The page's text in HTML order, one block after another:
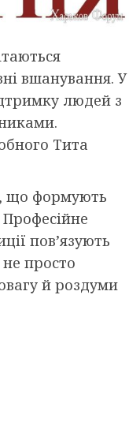
вшанування. У
людей з
Тита
що формують
пов’язують
просто
й роздуми